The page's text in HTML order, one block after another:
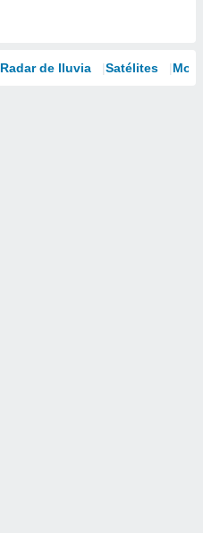
Radar de lluvia Satélites